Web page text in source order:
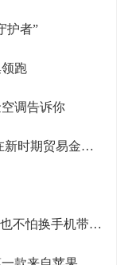
护者”
跑
调告诉你
金融业务中的应用
机带来的数据丢失